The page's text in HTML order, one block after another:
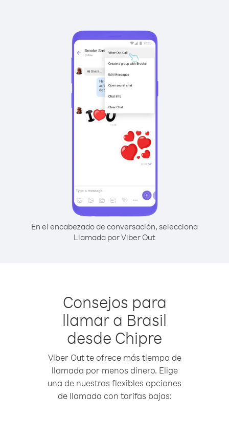
En el encabezado de conversación, selecciona
Llamada por Viber Out
Consejos para
llamar a Brasil
desde Chipre
Viber Out te ofrece más tiempo de
llamada por menos dinero. Elige
una de nuestras flexibles opciones
de llamada con tarifas bajas: